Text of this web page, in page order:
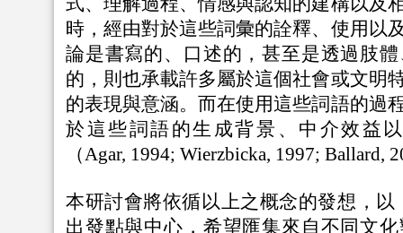
時，經由對於這些詞彙的詮釋、使用以
論是書寫的、口述的，甚至是透過肢
的，則也承載許多屬於這個社會或文明
的表現與意涵。而在使用這些詞語的過
於這些詞語的生成背景、中介效益
（Agar, 1994; Wierzbicka, 1997; Ballard,
本研討會將依循以上之概念的發想，
出發點與中心，希望匯集來自不同文